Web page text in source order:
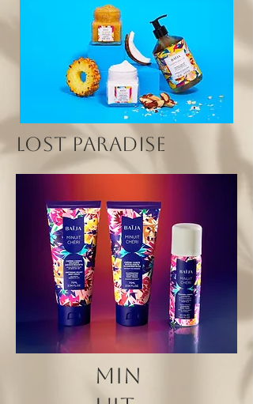
Lost paradise
min